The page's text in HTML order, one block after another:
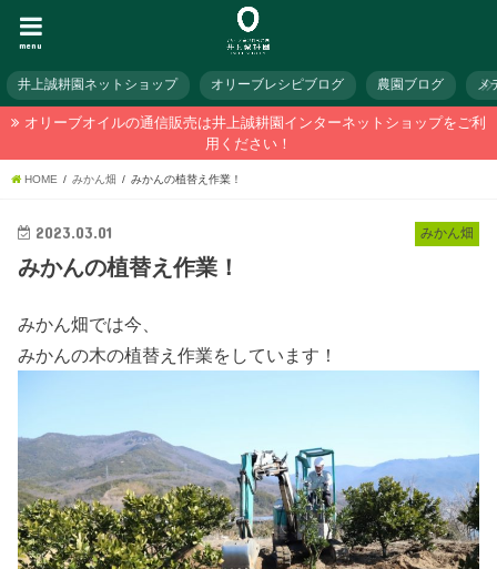
menu
井上誠耕園ネットショップ オリーブレシピブログ 農園ブログ メ
オリーブオイルの通信販売は井上誠耕園インターネットショップをご利
用ください！
HOME みかん畑 みかんの植替え作業！
みかん畑
2023.03.01
みかんの植替え作業！
みかん畑では今、
みかんの木の植替え作業をしています！